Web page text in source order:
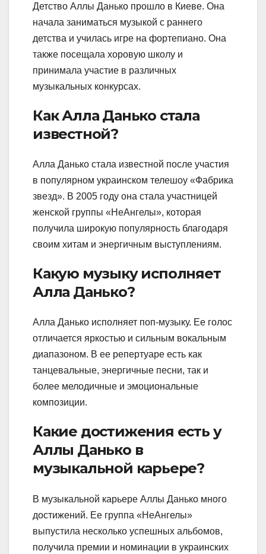
Детство Аллы Данько прошло в Киеве. Она
начала заниматься музыкой с раннего
детства и училась игре на фортепиано. Она
также посещала хоровую школу и
принимала участие в различных
музыкальных конкурсах.
Как Алла Данько стала
известной?
Алла Данько стала известной после участия
в популярном украинском телешоу «Фабрика
звезд». В 2005 году она стала участницей
женской группы «НеАнгелы», которая
получила широкую популярность благодаря
своим хитам и энергичным выступлениям.
Какую музыку исполняет
Алла Данько?
Алла Данько исполняет поп-музыку. Ее голос
отличается яркостью и сильным вокальным
диапазоном. В ее репертуаре есть как
танцевальные, энергичные песни, так и
более мелодичные и эмоциональные
композиции.
Какие достижения есть у
Аллы Данько в
музыкальной карьере?
В музыкальной карьере Аллы Данько много
достижений. Ее группа «НеАнгелы»
выпустила несколько успешных альбомов,
получила премии и номинации в украинских